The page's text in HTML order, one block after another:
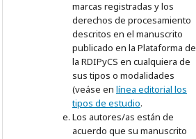
marcas registradas y los
derechos de procesamiento
descritos en el manuscrito
publicado en la Plataforma de
la RDIPyCS en cualquiera de
sus tipos o modalidades
(veáse en línea editorial los
tipos de estudio.
Los autores/as están de
acuerdo que su manuscrito